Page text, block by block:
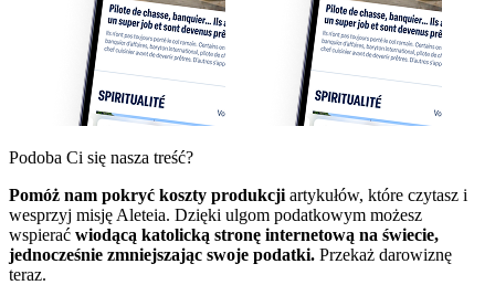
Podoba Ci się nasza treść?
Pomóż nam pokryć koszty produkcji artykułów, które czytasz i
wesprzyj misję Aleteia. Dzięki ulgom podatkowym możesz
wspierać wiodącą katolicką stronę internetową na świecie,
jednocześnie zmniejszając swoje podatki. Przekaż darowiznę
teraz.